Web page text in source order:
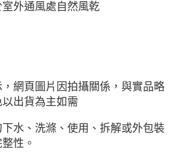
外通風處自然風乾
網頁圖片因拍攝關係，與實品略
出貨為主如需
水、洗滌、使用、拆解或外包裝
性。